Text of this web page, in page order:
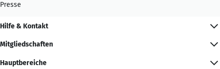
Presse
Hilfe & Kontakt
Mitgliedschaften
Hauptbereiche